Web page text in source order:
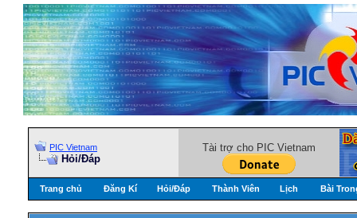
PIC Vietnam
Hỏi/Ðáp
Tài trợ cho PIC Vietnam
Trang chủ Đăng Kí Hỏi/Ðáp Thành Viên Lịch Bài